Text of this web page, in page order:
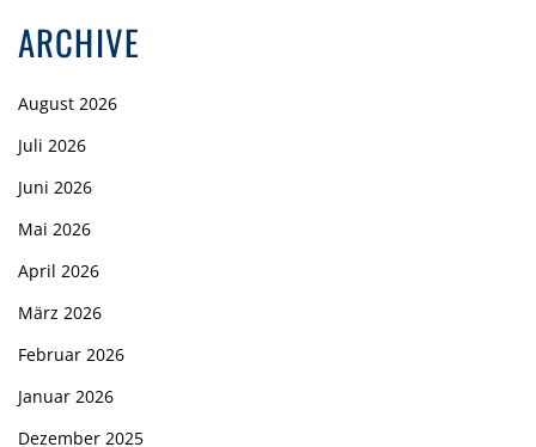
ARCHIVE
August 2026
Juli 2026
Juni 2026
Mai 2026
April 2026
März 2026
Februar 2026
Januar 2026
Dezember 2025